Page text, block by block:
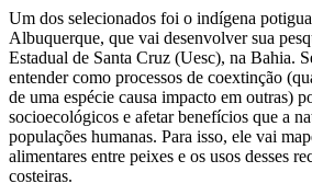
Um dos selecionados foi o indígena
Albuquerque, que vai desenvolver sua
Estadual de Santa Cruz (Uesc), na Bahia.
entender como processos de coextinção
de uma espécie causa impacto em outras)
socioecológicos e afetar benefícios que a
populações humanas. Para isso, ele vai
alimentares entre peixes e os usos desses
costeiras.